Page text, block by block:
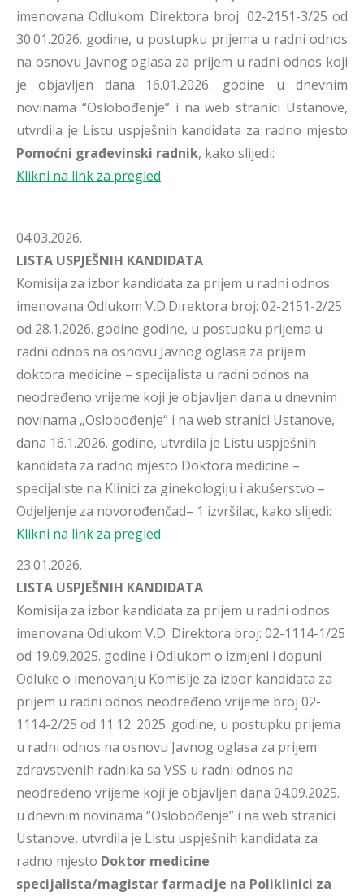
imenovana Odlukom Direktora broj: 02-2151-3/25 od
30.01.2026. godine, u postupku prijema u radni odnos
na osnovu Javnog oglasa za prijem u radni odnos koji
je objavljen dana 16.01.2026. godine u dnevnim
novinama “Oslobođenje” i na web stranici Ustanove,
utvrdila je Listu uspješnih kandidata za radno mjesto
Pomoćni građevinski radnik, kako slijedi:
Klikni na link za pregled
04.03.2026.
LISTA USPJEŠNIH KANDIDATA
Komisija za izbor kandidata za prijem u radni odnos
imenovana Odlukom V.D.Direktora broj: 02-2151-2/25
od 28.1.2026. godine godine, u postupku prijema u
radni odnos na osnovu Javnog oglasa za prijem
doktora medicine – specijalista u radni odnos na
neodređeno vrijeme koji je objavljen dana u dnevnim
novinama „Oslobođenje“ i na web stranici Ustanove,
dana 16.1.2026. godine, utvrdila je Listu uspješnih
kandidata za radno mjesto Doktora medicine –
specijaliste na Klinici za ginekologiju i akušerstvo –
Odjeljenje za novorođenčad– 1 izvršilac, kako slijedi:
Klikni na link za pregled
23.01.2026.
LISTA USPJEŠNIH KANDIDATA
Komisija za izbor kandidata za prijem u radni odnos
imenovana Odlukom V.D. Direktora broj: 02-1114-1/25
od 19.09.2025. godine i Odlukom o izmjeni i dopuni
Odluke o imenovanju Komisije za izbor kandidata za
prijem u radni odnos neodređeno vrijeme broj 02-
1114-2/25 od 11.12. 2025. godine, u postupku prijema
u radni odnos na osnovu Javnog oglasa za prijem
zdravstvenih radnika sa VSS u radni odnos na
neodređeno vrijeme koji je objavljen dana 04.09.2025.
u dnevnim novinama “Oslobođenje” i na web stranici
Ustanove, utvrdila je Listu uspješnih kandidata za
radno mjesto Doktor medicine
specijalista/magistar farmacije na Poliklinici za